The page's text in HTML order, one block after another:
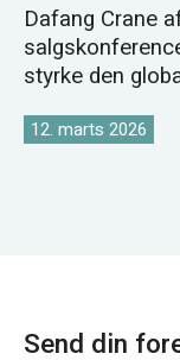
Dafang Crane
styrke den
12. marts 2026
Send din